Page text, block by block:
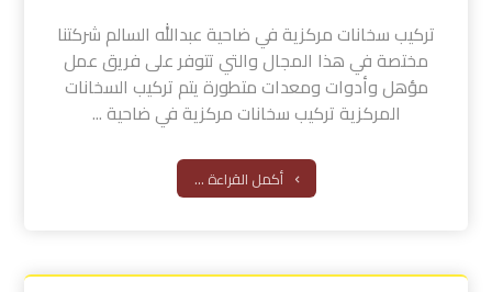
تركيب سخانات مركزية في ضاحية عبدالله السالم شركتنا
مختصة في هذا المجال والتي تتوفر على فريق عمل
مؤهل وأدوات ومعدات متطورة يتم تركيب السخانات
المركزية تركيب سخانات مركزية في ضاحية ...
أكمل القراءة ...